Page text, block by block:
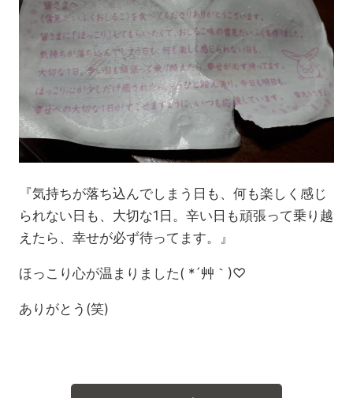
『気持ちが落ち込んでしまう日も、何も楽しく感じ
られない日も、大切な1日。辛い日も頑張って乗り越
えたら、幸せが必ず待ってます。』
ほっこり心が温まりました( *´艸｀)♡
ありがとう(笑)